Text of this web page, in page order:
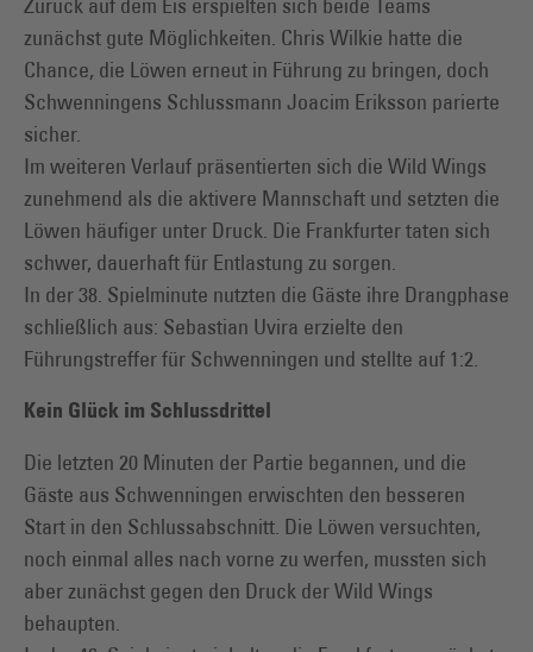
Zurück auf dem Eis erspielten sich beide Teams
zunächst gute Möglichkeiten. Chris Wilkie hatte die
Chance, die Löwen erneut in Führung zu bringen, doch
Schwenningens Schlussmann Joacim Eriksson parierte
sicher.
Im weiteren Verlauf präsentierten sich die Wild Wings
zunehmend als die aktivere Mannschaft und setzten die
Löwen häufiger unter Druck. Die Frankfurter taten sich
schwer, dauerhaft für Entlastung zu sorgen.
In der 38. Spielminute nutzten die Gäste ihre Drangphase
schließlich aus: Sebastian Uvira erzielte den
Führungstreffer für Schwenningen und stellte auf 1:2.
Kein Glück im Schlussdrittel
Die letzten 20 Minuten der Partie begannen, und die
Gäste aus Schwenningen erwischten den besseren
Start in den Schlussabschnitt. Die Löwen versuchten,
noch einmal alles nach vorne zu werfen, mussten sich
aber zunächst gegen den Druck der Wild Wings
behaupten.